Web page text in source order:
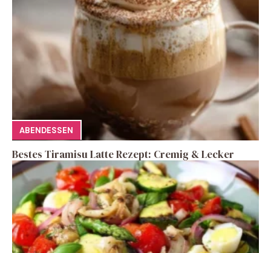
ABENDESSEN
Bestes Tiramisu Latte Rezept: Cremig & Lecker